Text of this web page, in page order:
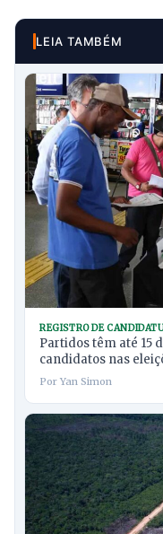
LEIA TAMBÉM
REGISTRO DE
Partidos têm até 15
candidatos nas
Por Yan Simon